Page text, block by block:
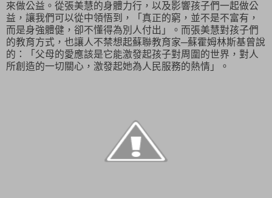
來做公益。從張美慧的身體力行，以及影響孩子們一起做公
益，讓我們可以從中領悟到，「 真正的窮，並不是不富有，
而是身強體健，卻不懂得為別人付出 」。而張美慧對孩子們
的教育方式，也讓人不禁想起蘇聯教育家─蘇霍姆林斯基曾說
的：「父母的愛應該是它能激發起孩子對周圍的世界，對人
所創造的一切關心，激發起她為人民服務的熱情」
。